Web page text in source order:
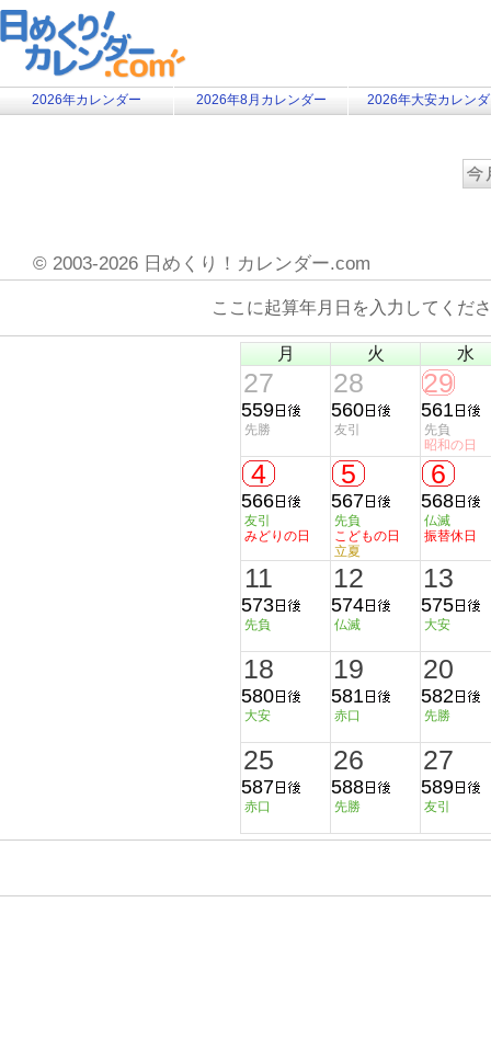
2026年カレンダー 2026年8月カレンダー 2026年大安カレン
© 2003-2026 日めくり！カレンダー.com
ここに起算年月日を入力してく
月 火 水
27
559
先勝
28
560
友引
29
561
先負
昭和の日
4
566
友引
みどりの日
5
567
先負
こどもの日
立夏
6
568
仏滅
振替休日
11
573
先負
12
574
仏滅
13
575
大安
18
580
大安
19
581
赤口
20
582
先勝
25
587
赤口
26
588
先勝
27
589
友引